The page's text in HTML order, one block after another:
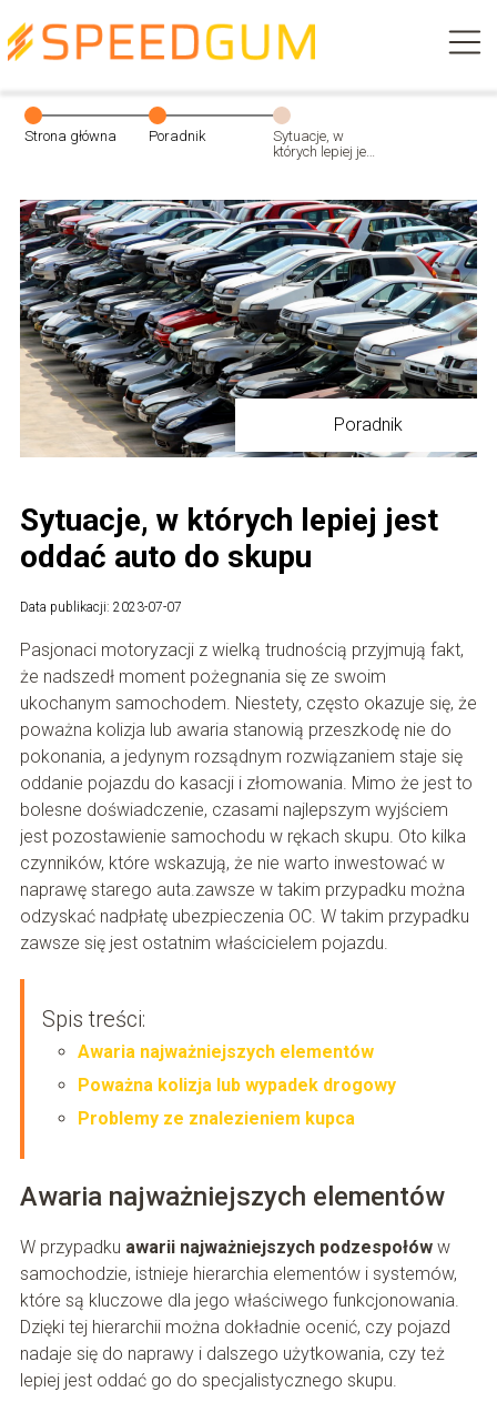
Strona główna Poradnik
Sytuacje, w
których lepiej jest
Poradnik
Sytuacje, w których lepiej jest
oddać auto do skupu
Data publikacji: 2023-07-07
Pasjonaci motoryzacji z wielką trudnością przyjmują fakt,
że nadszedł moment pożegnania się ze swoim
ukochanym samochodem. Niestety, często okazuje się, że
poważna kolizja lub awaria stanowią przeszkodę nie do
pokonania, a jedynym rozsądnym rozwiązaniem staje się
oddanie pojazdu do kasacji i złomowania. Mimo że jest to
bolesne doświadczenie, czasami najlepszym wyjściem
jest pozostawienie samochodu w rękach skupu. Oto kilka
czynników, które wskazują, że nie warto inwestować w
naprawę starego auta.zawsze w takim przypadku można
odzyskać nadpłatę ubezpieczenia OC. W takim przypadku
zawsze się jest ostatnim właścicielem pojazdu.
Spis treści:
Awaria najważniejszych elementów
Poważna kolizja lub wypadek drogowy
Problemy ze znalezieniem kupca
Awaria najważniejszych elementów
W przypadku awarii najważniejszych podzespołóww
samochodzie, istnieje hierarchia elementów i systemów,
które są kluczowe dla jego właściwego funkcjonowania.
Dzięki tej hierarchii można dokładnie ocenić, czy pojazd
nadaje się do naprawy i dalszego użytkowania, czy też
lepiej jest oddać go do specjalistycznego skupu.